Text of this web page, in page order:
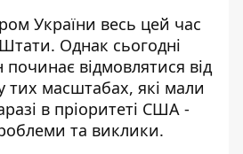
України весь цей час
Однак сьогодні
відмовлятися від
тих масштабах, які мали
в пріоритеті США -
та виклики.